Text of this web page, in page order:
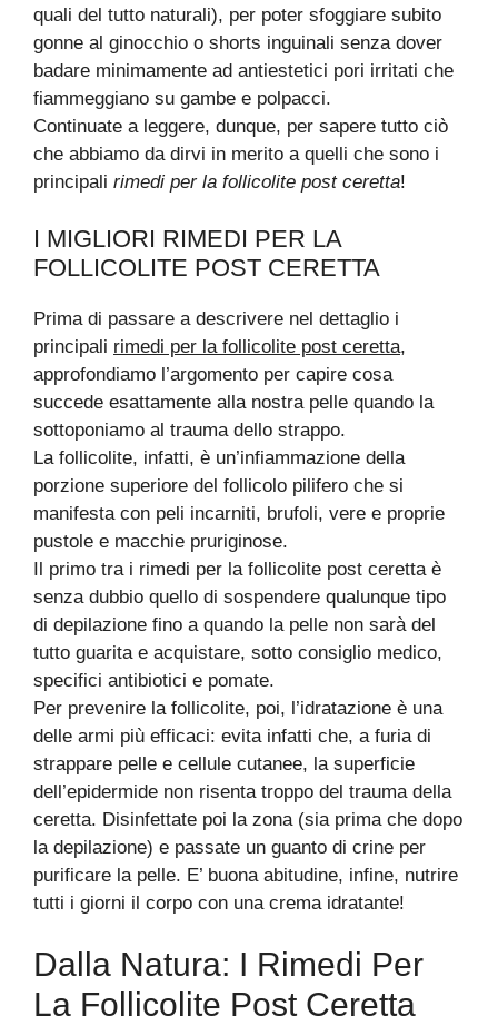
quali del tutto naturali), per poter sfoggiare subito
gonne al ginocchio o shorts inguinali senza dover
badare minimamente ad antiestetici pori irritati che
fiammeggiano su gambe e polpacci.
Continuate a leggere, dunque, per sapere tutto ciò
che abbiamo da dirvi in merito a quelli che sono i
principali rimedi per la follicolite post ceretta!
I MIGLIORI RIMEDI PER LA
FOLLICOLITE POST CERETTA
Prima di passare a descrivere nel dettaglio i
principali rimedi per la follicolite post ceretta,
approfondiamo l’argomento per capire cosa
succede esattamente alla nostra pelle quando la
sottoponiamo al trauma dello strappo.
La follicolite, infatti, è un’infiammazione della
porzione superiore del follicolo pilifero che si
manifesta con peli incarniti, brufoli, vere e proprie
pustole e macchie pruriginose.
Il primo tra i rimedi per la follicolite post ceretta è
senza dubbio quello di sospendere qualunque tipo
di depilazione fino a quando la pelle non sarà del
tutto guarita e acquistare, sotto consiglio medico,
specifici antibiotici e pomate.
Per prevenire la follicolite, poi, l’idratazione è una
delle armi più efficaci: evita infatti che, a furia di
strappare pelle e cellule cutanee, la superficie
dell’epidermide non risenta troppo del trauma della
ceretta. Disinfettate poi la zona (sia prima che dopo
la depilazione) e passate un guanto di crine per
purificare la pelle. E’ buona abitudine, infine, nutrire
tutti i giorni il corpo con una crema idratante!
Dalla Natura: I Rimedi Per
La Follicolite Post Ceretta